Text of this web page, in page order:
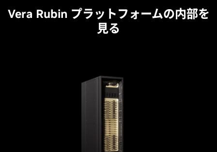
Vera Rubin プラットフォームの内部を
見る